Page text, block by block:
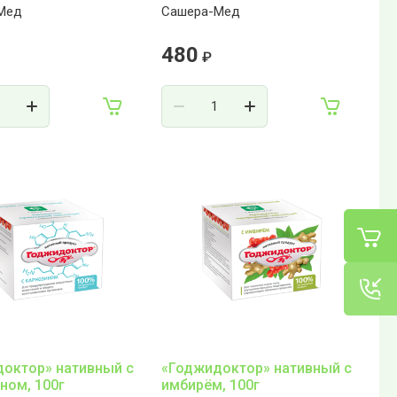
Сашера-Мед
480 ₽
нативный с
100г
«Годжидоктор» нативный с
имбирём, 100г